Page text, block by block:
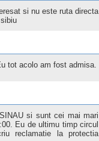
si nu este ruta directa
tot acolo am fost admisa.
si sunt cei mai mari
Eu de ultimu timp circul
reclamatie la protectia